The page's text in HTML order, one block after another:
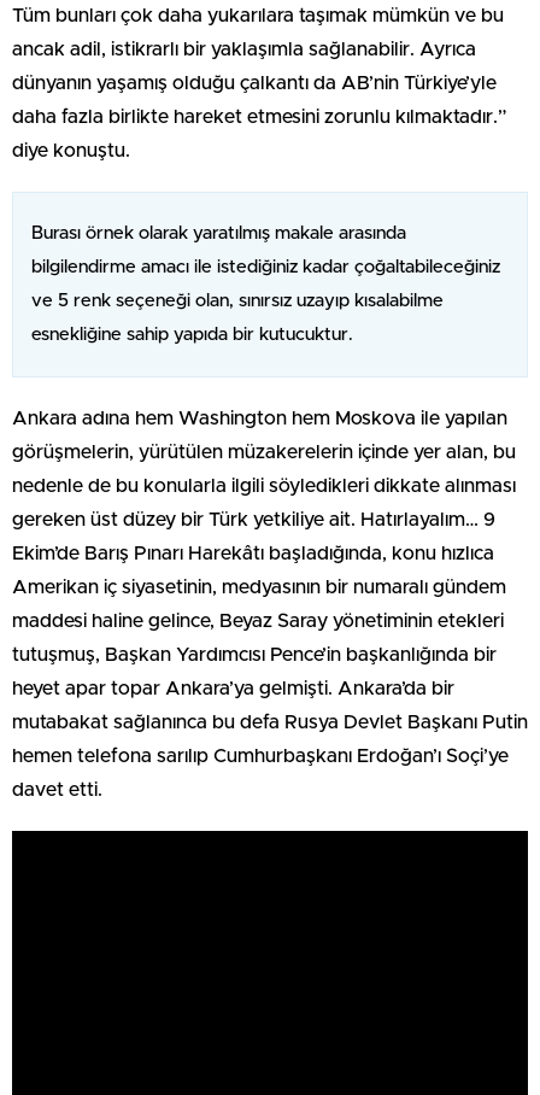
Tüm bunları çok daha yukarılara taşımak mümkün ve bu
ancak adil, istikrarlı bir yaklaşımla sağlanabilir. Ayrıca
dünyanın yaşamış olduğu çalkantı da AB’nin Türkiye’yle
daha fazla birlikte hareket etmesini zorunlu kılmaktadır.”
diye konuştu.
Burası örnek olarak yaratılmış makale arasında
bilgilendirme amacı ile istediğiniz kadar çoğaltabileceğiniz
ve 5 renk seçeneği olan, sınırsız uzayıp kısalabilme
esnekliğine sahip yapıda bir kutucuktur.
Ankara adına hem Washington hem Moskova ile yapılan
görüşmelerin, yürütülen müzakerelerin içinde yer alan, bu
nedenle de bu konularla ilgili söyledikleri dikkate alınması
gereken üst düzey bir Türk yetkiliye ait. Hatırlayalım… 9
Ekim’de Barış Pınarı Harekâtı başladığında, konu hızlıca
Amerikan iç siyasetinin, medyasının bir numaralı gündem
maddesi haline gelince, Beyaz Saray yönetiminin etekleri
tutuşmuş, Başkan Yardımcısı Pence’in başkanlığında bir
heyet apar topar Ankara’ya gelmişti. Ankara’da bir
mutabakat sağlanınca bu defa Rusya Devlet Başkanı Putin
hemen telefona sarılıp Cumhurbaşkanı Erdoğan’ı Soçi’ye
davet etti.